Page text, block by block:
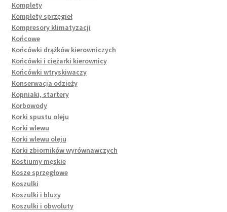
Komplety
Komplety sprzęgieł
Kompresory klimatyzacji
Końcowe
Końcówki drążków kierowniczych
Końcówki i ciężarki kierownicy
Końcówki wtryskiwaczy
Konserwacja odzieży
Kopniaki, startery
Korbowody
Korki spustu oleju
Korki wlewu
Korki wlewu oleju
Korki zbiorników wyrównawczych
Kostiumy męskie
Kosze sprzęgłowe
Koszulki
Koszulki i bluzy
Koszulki i obwoluty